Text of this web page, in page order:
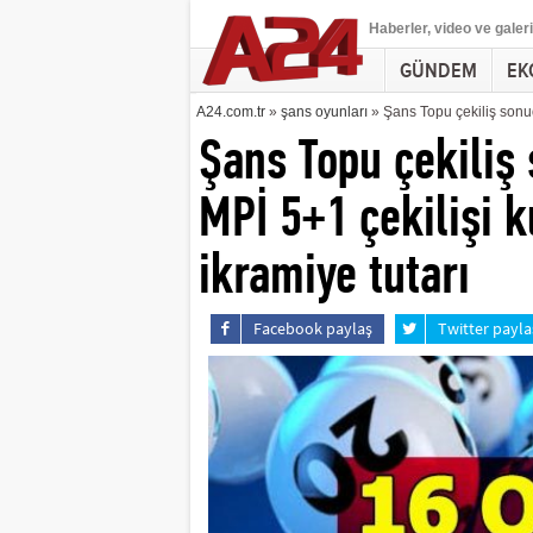
Haberler, video ve
GÜNDEM
A24.com.tr» şans oyunları» Şans Topu çekiliş
Şans Topu çekiliş
MPİ 5+1 çekilişi
ikramiye tutarı
Facebook paylaş Twitter